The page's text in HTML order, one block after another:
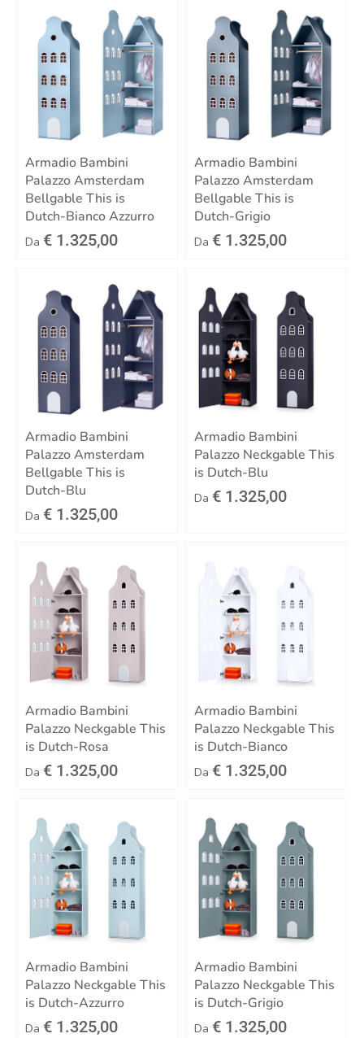
Armadio Bambini
Palazzo Amsterdam
Bellgable This is
Dutch-Bianco Azzurro
Da € 1.325,00
Armadio Bambini
Palazzo Amsterdam
Bellgable This is
Dutch-Grigio
Da € 1.325,00
Armadio Bambini
Palazzo Amsterdam
Bellgable This is
Dutch-Blu
Da € 1.325,00
Armadio Bambini
Palazzo Neckgable This
is Dutch-Blu
Da € 1.325,00
Armadio Bambini
Palazzo Neckgable This
is Dutch-Rosa
Da € 1.325,00
Armadio Bambini
Palazzo Neckgable This
is Dutch-Bianco
Da € 1.325,00
Armadio Bambini
Palazzo Neckgable This
is Dutch-Azzurro
Da € 1.325,00
Armadio Bambini
Palazzo Neckgable This
is Dutch-Grigio
Da € 1.325,00